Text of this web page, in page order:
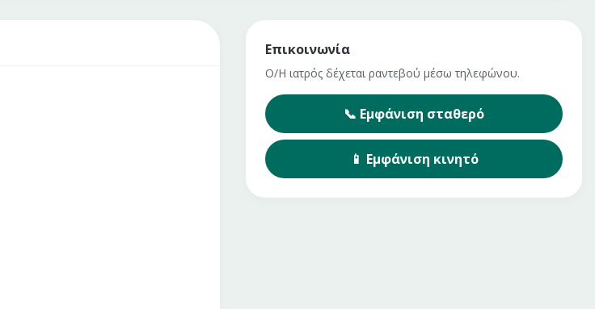
Επικοινωνία
Ο/Η ιατρός δέχεται ραντεβού μέσω τηλεφώνου.
📞 Εμφάνιση σταθερό
📱 Εμφάνιση κινητό